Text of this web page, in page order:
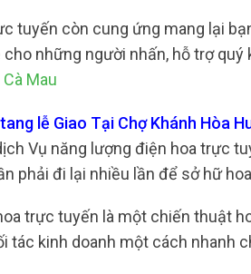
tuyến còn cung ứng mang lại
những người nhấn, hỗ trợ
Mau
lễ Giao Tại Chợ Khánh Hòa
Vụ năng lượng điện hoa trực
phải đi lại nhiều lần để sở hữ
trực tuyến là một chiến thuật
tác kinh doanh một cách nhanh